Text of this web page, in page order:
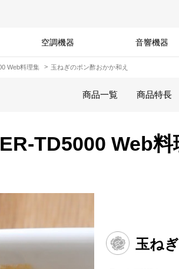
空調機器 音響機器
Web料理集 玉ねぎのポン酢おかか和え
商品一覧 商品特長
ER-TD5000 Web料
玉ね